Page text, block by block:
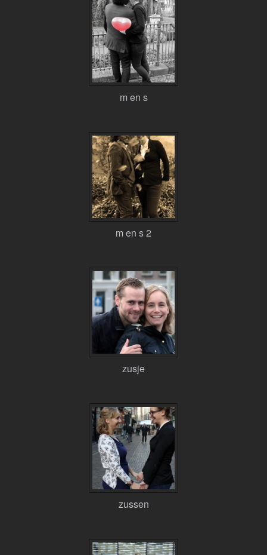
m en s
m en s 2
zusje
zussen